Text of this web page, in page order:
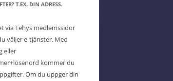
T.EX. DIN ADRESS.
via Tehys medlemssidor
väljer e-tjänster. Med
eller
kommer du
Om du uppger din